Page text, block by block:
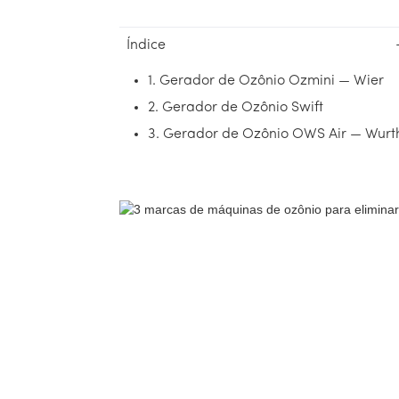
Índice
1. Gerador de Ozônio Ozmini — Wier
2. Gerador de Ozônio Swift
3. Gerador de Ozônio OWS Air —